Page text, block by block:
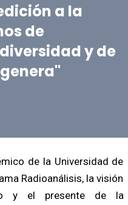
a la
de
y de
de la Universidad de
Radioanálisis, la visión
y el presente de la